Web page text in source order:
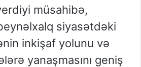
müsahibə,
siyasətdəki
inkişaf yolunu və
yanaşmasını geniş